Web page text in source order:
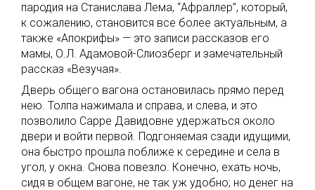
пародия на Станислава Лема, “Афраллер”, который,
к сожалению, становится все более актуальным, а
также «Апокрифы» — это записи рассказов его
мамы, О.Л. Адамовой-Слиозберг и замечательный
рассказ «Везучая».
Дверь общего вагона остановилась прямо перед
нею. Толпа нажимала и справа, и слева, и это
позволило Сарре Давидовне удержаться около
двери и войти первой. Подгоняемая сзади идущими,
она быстро прошла поближе к середине и села в
угол, у окна. Снова повезло. Конечно, ехать ночь,
сидя в общем вагоне, не так уж удобно; но денег на